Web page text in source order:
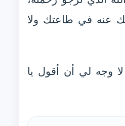
عنه في طاعتك ولا
وجه لي أن أقول يا